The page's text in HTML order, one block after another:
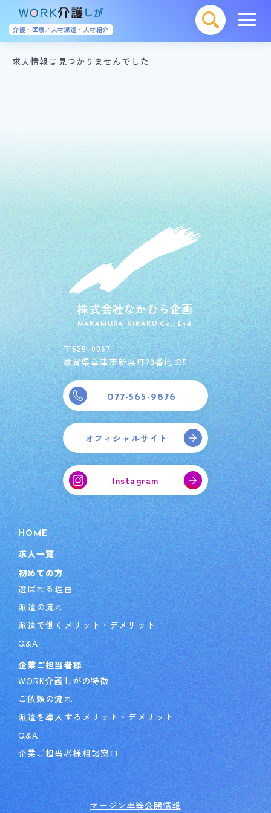
介護・医療／人材派遣・人材紹介
求人情報は見つかりませんでした
株式会社なかむら企画
NAKAMURA KIKAKU.Co., Ltd.
〒525-0067
滋賀県草津市新浜町20番地の5
077-565-9876
オフィシャルサイト
Instagram
HOME
求人一覧
初めての方
選ばれる理由
派遣の流れ
派遣で働くメリット・デメリット
Q&A
企業ご担当者様
WORK介護しがの特徴
ご依頼の流れ
派遣を導入するメリット・デメリット
Q&A
企業ご担当者様相談窓口
マージン率等公開情報